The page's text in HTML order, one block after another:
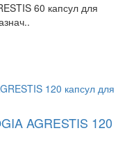
60 капсул для
AGRESTIS 120